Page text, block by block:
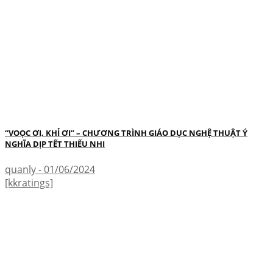
“VOỌC ƠI, KHỈ ƠI” – CHƯƠNG TRÌNH GIÁO DỤC NGHỆ THUẬT Ý
NGHĨA DỊP TẾT THIẾU NHI
quanly - 01/06/2024
[kkratings]